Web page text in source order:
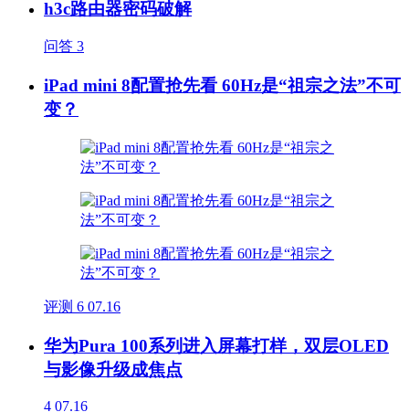
h3c路由器密码破解
问答 3
iPad mini 8配置抢先看 60Hz是“祖宗之法”不可
变？
评测 6 07.16
华为Pura 100系列进入屏幕打样，双层OLED
与影像升级成焦点
4 07.16